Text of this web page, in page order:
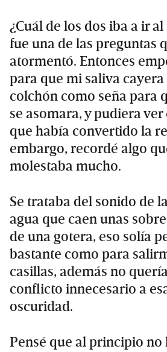
¿Cuál de los dos iba a ir
fue una de las preguntas
atormentó. Entonces
para que mi saliva
colchón como seña para
se asomara, y pudiera
que había convertido la
embargo, recordé algo
molestaba mucho.
Se trataba del sonido de
agua que caen unas
de una gotera, eso solía
bastante como para
casillas, además no
conflicto innecesario a
oscuridad.
Pensé que al principio no